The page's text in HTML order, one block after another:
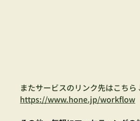
またサービスのリンク先はこち
https://www.hone.jp/workflow